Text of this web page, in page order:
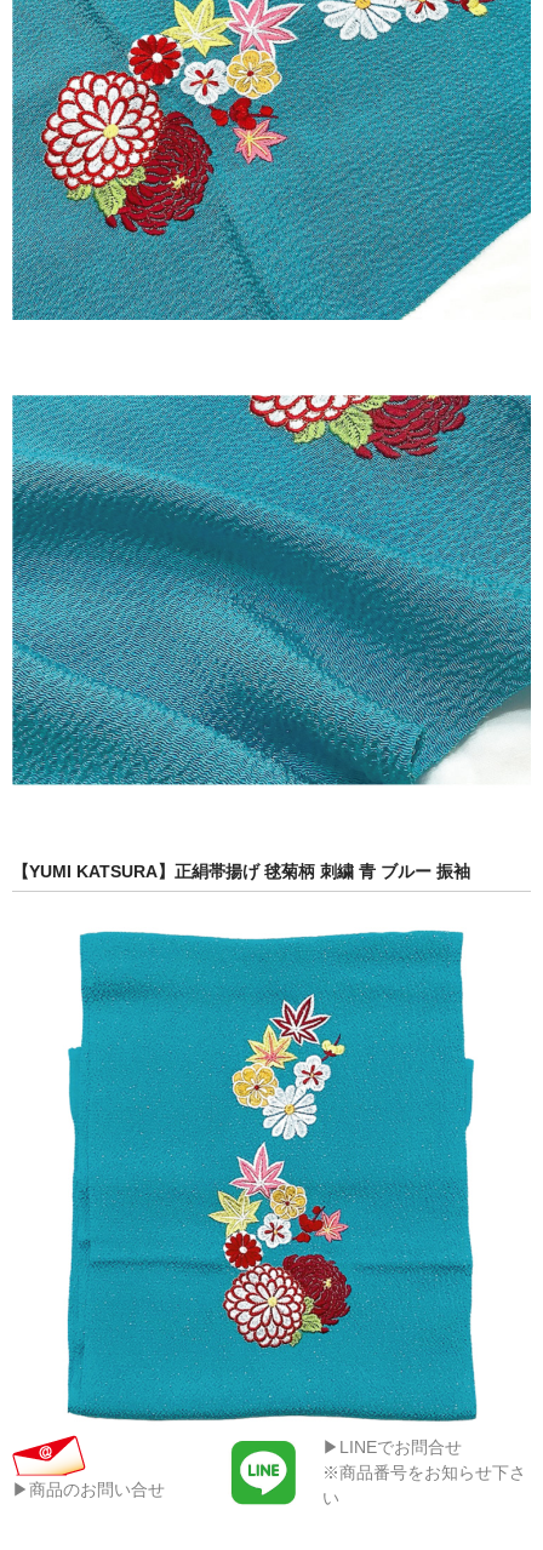
【YUMI KATSURA】正絹帯揚げ 毬菊柄 刺繍 青 ブルー 振袖
▶商品のお問い合せ
▶LINEでお問合せ
※商品番号をお知らせ下さ
い